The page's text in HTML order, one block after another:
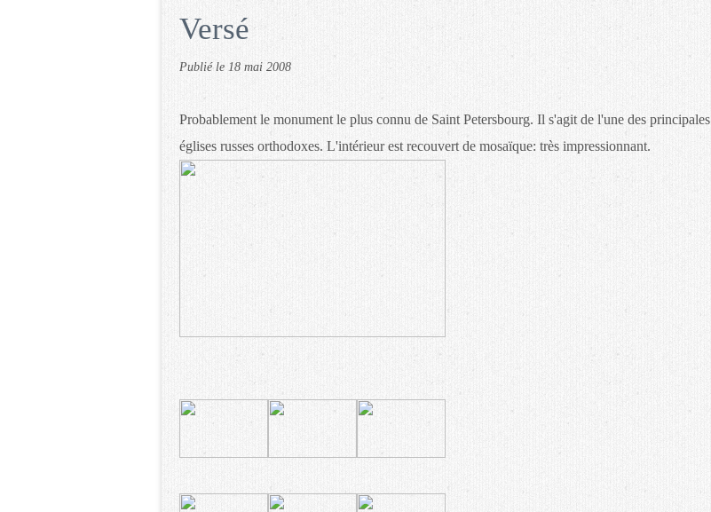
Versé
Publié le 18 mai 2008
Probablement le monument le plus connu de Saint Petersbourg. Il s'agit de l'une des principales
églises russes orthodoxes. L'intérieur est recouvert de mosaïque: très impressionnant.